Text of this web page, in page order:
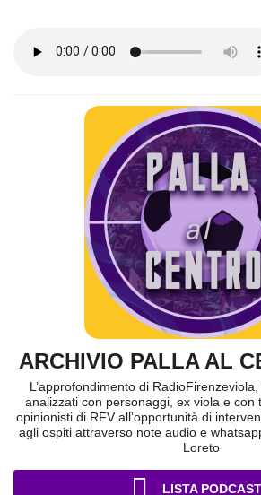
ARCHIVIO PALLA AL
L’approfondimento di
analizzati con personaggi, ex viola e con
opinionisti di RFV all’opportunità di
agli ospiti attraverso note audio e
Loreto
LISTA PODCAST